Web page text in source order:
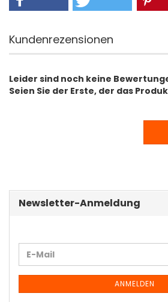
Kundenrezensionen
Leider sind noch keine
Seien Sie der Erste, der das
Newsletter-Anmeldung
WEITER
ZUR
NEWSLETTER-
E-
Mail
ANMELDEN